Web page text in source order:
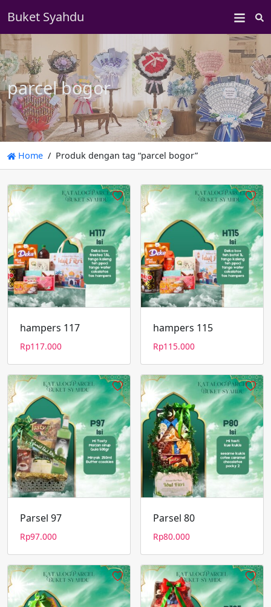
Buket Syahdu
parcel bogor
Home Produk dengan tag “parcel bogor”
hampers 117
Rp117.000
hampers 115
Rp115.000
Parsel 97
Rp97.000
Parsel 80
Rp80.000